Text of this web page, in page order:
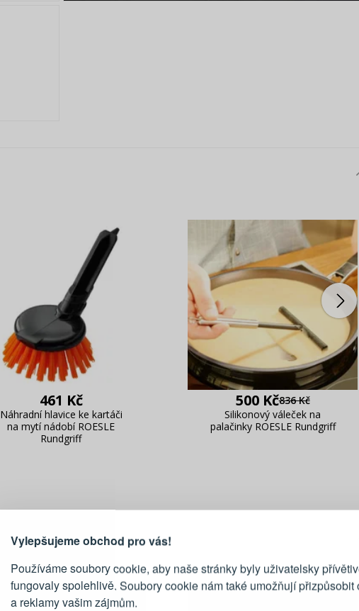
Vylepšujeme obchod pro vás!
Používáme soubory cookie, aby naše stránky byly uživatelsky
fungovaly spolehlivě. Soubory cookie nám také umožňují přizpůsobit
a reklamy vašim zájmům.
461 Kč
Náhradní hlavice ke kartáči
na mytí nádobí ROESLE
Rundgriff
500 Kč836 Kč
Silikonový váleček na
palačinky ROESLE Rundgriff
vytvořit účet
Emailová adresa